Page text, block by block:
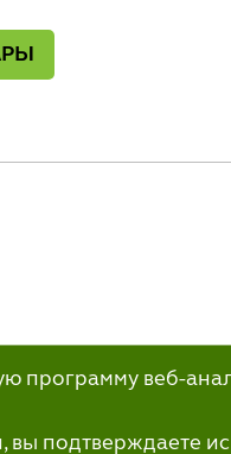
программу веб-
подтверждаете